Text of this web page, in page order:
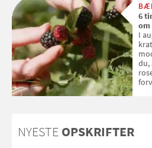
6
I
du,
NYESTE OPSKRIFTER